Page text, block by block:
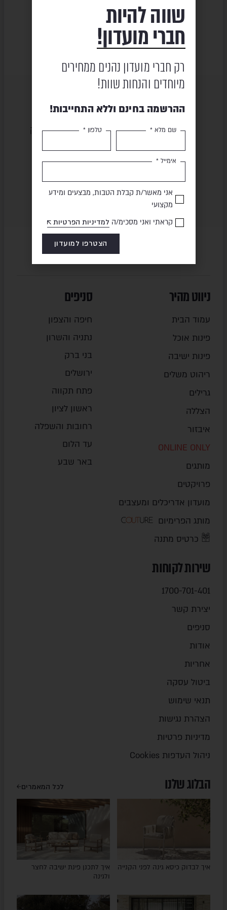
MIXX
₪20,639
₪10,320
שירות ומקצועיות מוצרים באיכות גבוהה
ניווט מהיר
עמוד הבית
פינות אוכל
פינות ישיבה
ריהוט משלים
גרילים
הצללה
איבזור
ONLINE ONLY
מותגים
פרויקטים
מועדון אדריכלים ומעצבים
מותג הפרימיום
כרטיס מתנה
סניפים
חיפה והצפון
נתניה והשרון
בני ברק
ירושלים
פתח תקווה
ראשון לציון
רחובות והשפלה
עד הלום
באר שבע
שירות לקוחות
1700-701-401
יצירת קשר
סניפים
אודות
אחריות
ביטול עסקה
תנאי שימוש
הצהרת נגישות
מדיניות פרטיות
ניהול העדפות Cookies
הבלוג שלנו לכל המאמרים
איך לבדוק כיסא גינה לפני הקנייה
איך לתכנן פינת ישיבה לחצר
ולגינה
שווה להיות
חברי מועדון!
רק חברי מועדון נהנים ממחירים
מיוחדים והנחות שוות!
ההרשמה בחינם וללא התחייבות!
שם מלא * טלפון *
אימייל *
אני מאשר/ת קבלת הטבות, מבצעים ומידע
מקצועי
קראתי ואני מסכימ/הלמדיניות הפרטיות
הצטרפו למועדון